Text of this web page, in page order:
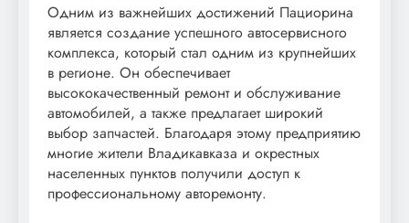
Одним из важнейших достижений Пациорина
является создание успешного автосервисного
комплекса, который стал одним из крупнейших
в регионе. Он обеспечивает
высококачественный ремонт и обслуживание
автомобилей, а также предлагает широкий
выбор запчастей. Благодаря этому предприятию
многие жители Владикавказа и окрестных
населенных пунктов получили доступ к
профессиональному авторемонту.